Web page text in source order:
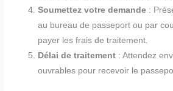
Soumettez votre demande :
au bureau de passeport ou par
payer les frais de traitement.
Délai de traitement : Attendez
ouvrables pour recevoir le